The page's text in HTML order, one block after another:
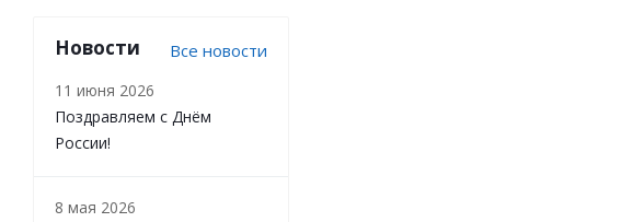
Новости Все новости
11 июня 2026
Поздравляем с Днём
России!
8 мая 2026